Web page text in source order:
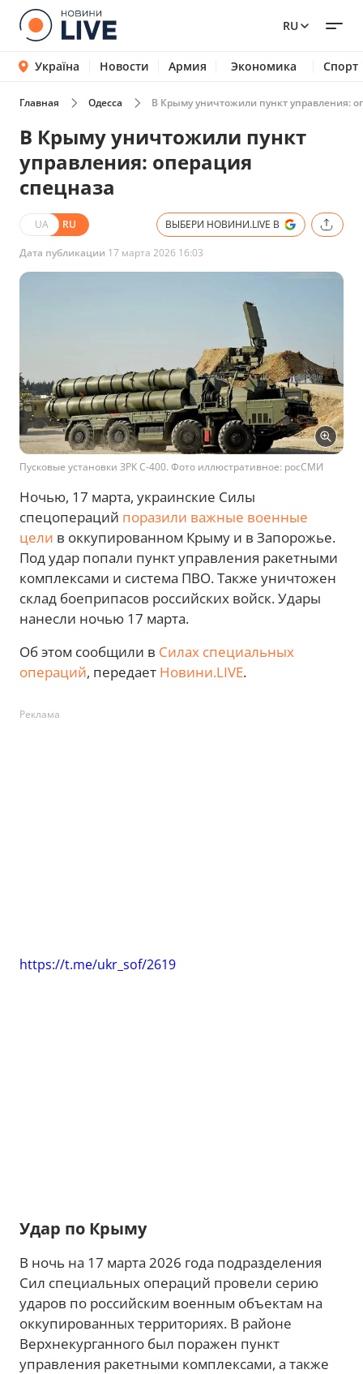
RU
Україна Новости Армия Экономика Спорт
Главная Одесса В Крыму уничтожили пункт управления:
В Крыму уничтожили пункт
управления: операция
спецназа
UA RU ВЫБЕРИ НОВИНИ.LIVE В
Дата публикации 17 марта 2026 16:03
Пусковые установки ЗРК С-400. Фото иллюстративное: росСМИ
Ночью, 17 марта, украинские Силы
спецопераций поразили важные военные
цели в оккупированном Крыму и в Запорожье.
Под удар попали пункт управления ракетными
комплексами и система ПВО. Также уничтожен
склад боеприпасов российских войск. Удары
нанесли ночью 17 марта.
Об этом сообщили в Силах специальных
операций, передает Новини.LIVE.
Реклама
https://t.me/ukr_sof/2619
Удар по Крыму
В ночь на 17 марта 2026 года подразделения
Сил специальных операций провели серию
ударов по российским военным объектам на
оккупированных территориях. В районе
Верхнекурганного был поражен пункт
управления ракетными комплексами, а также